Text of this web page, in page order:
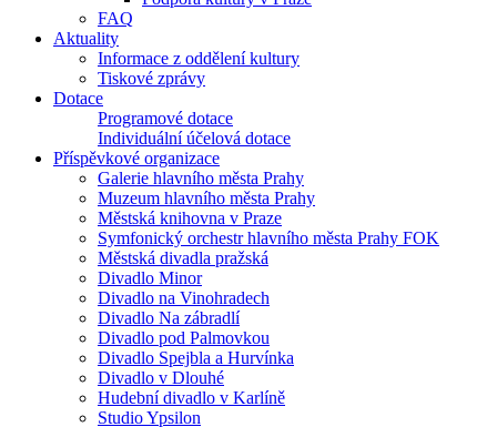
FAQ
Aktuality
Informace z oddělení kultury
Tiskové zprávy
Dotace
Programové dotace
Individuální účelová dotace
Příspěvkové organizace
Galerie hlavního města Prahy
Muzeum hlavního města Prahy
Městská knihovna v Praze
Symfonický orchestr hlavního města Prahy FOK
Městská divadla pražská
Divadlo Minor
Divadlo na Vinohradech
Divadlo Na zábradlí
Divadlo pod Palmovkou
Divadlo Spejbla a Hurvínka
Divadlo v Dlouhé
Hudební divadlo v Karlíně
Studio Ypsilon